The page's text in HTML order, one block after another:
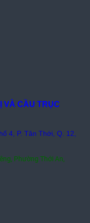
VÀ CẦU TRỤC
4, P. Tân Thới, Q. 12,
Phường Thới An,